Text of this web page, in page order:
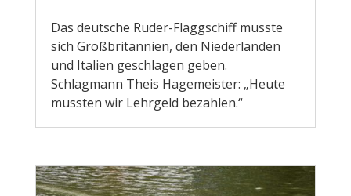
Das deutsche Ruder-Flaggschiff musste
sich Großbritannien, den Niederlanden
und Italien geschlagen geben.
Schlagmann Theis Hagemeister: „Heute
mussten wir Lehrgeld bezahlen.“